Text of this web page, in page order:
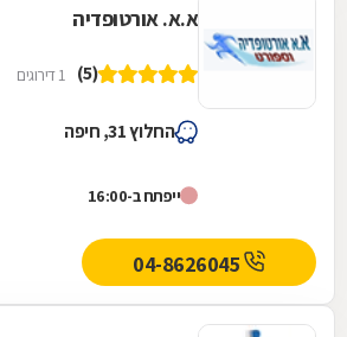
א.א. אורטופדיה
(5) 1 דירוגים
החלוץ 31, חיפה
ייפתח ב-16:00